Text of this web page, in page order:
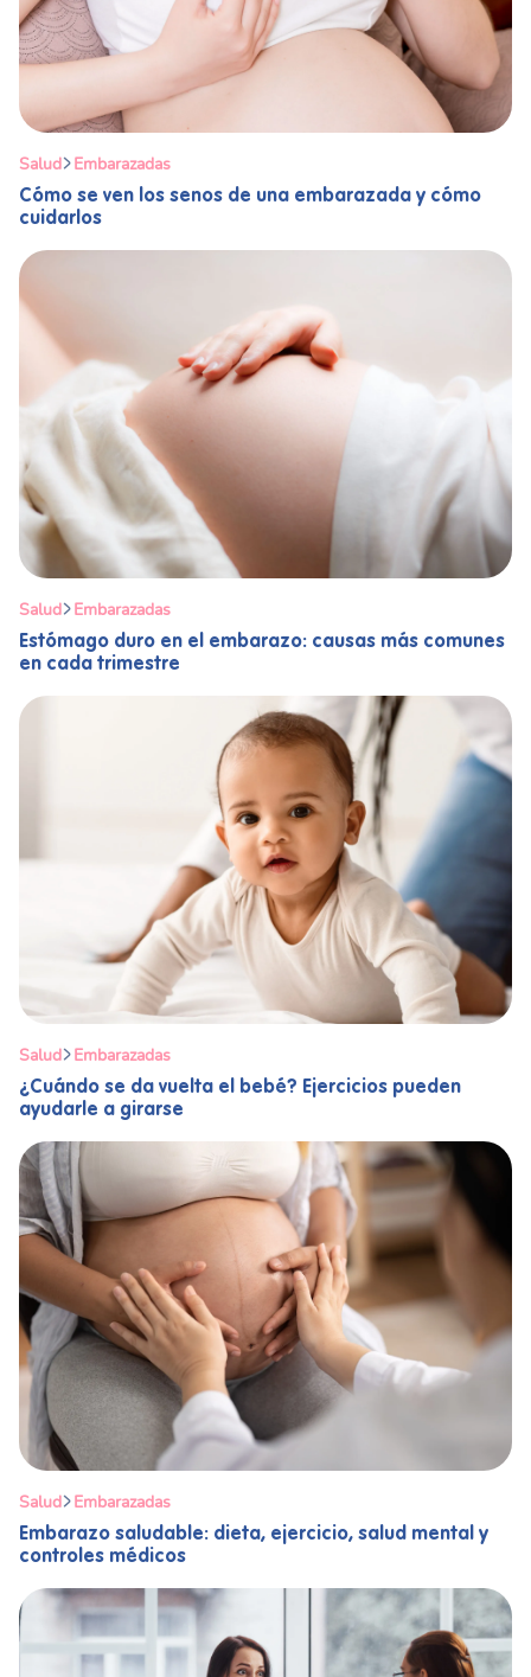
Salud Embarazadas
Cómo se ven los senos de una embarazada y cómo
cuidarlos
Salud Embarazadas
Estómago duro en el embarazo: causas más comunes
en cada trimestre
Salud Embarazadas
¿Cuándo se da vuelta el bebé? Ejercicios pueden
ayudarle a girarse
Salud Embarazadas
Embarazo saludable: dieta, ejercicio, salud mental y
controles médicos